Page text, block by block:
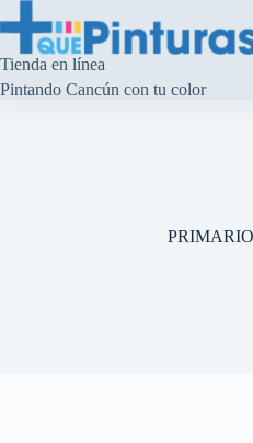
al
contenido
Tienda en línea
Pintando Cancún con tu color